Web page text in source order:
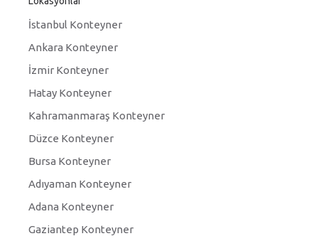
İstanbul Konteyner
Ankara Konteyner
İzmir Konteyner
Hatay Konteyner
Kahramanmaraş Konteyner
Düzce Konteyner
Bursa Konteyner
Adıyaman Konteyner
Adana Konteyner
Gaziantep Konteyner